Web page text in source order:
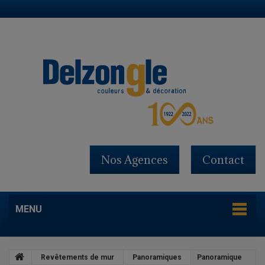
Contact
Nos Agences
MENU
Revêtements de mur Panoramiques
Panoramique